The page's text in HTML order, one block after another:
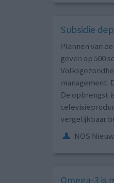
Subsidie
Plannen van
geven op 500
management.
De opbrengst
vergelijkbaar
NOS
Omega-3 is